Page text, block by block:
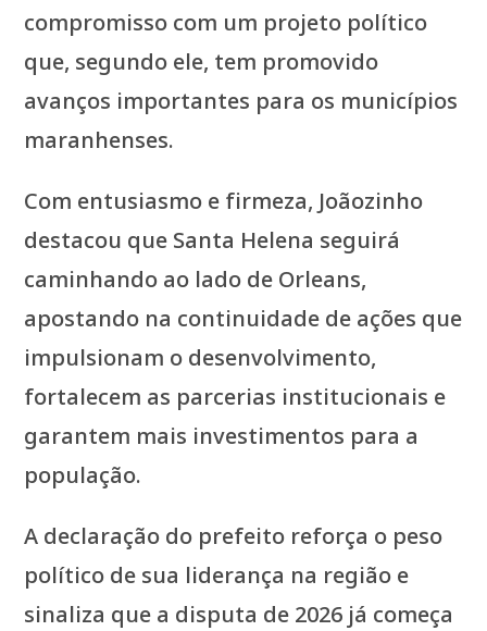
compromisso com um projeto político
que, segundo ele, tem promovido
avanços importantes para os municípios
maranhenses.
Com entusiasmo e firmeza, Joãozinho
destacou que Santa Helena seguirá
caminhando ao lado de Orleans,
apostando na continuidade de ações que
impulsionam o desenvolvimento,
fortalecem as parcerias institucionais e
garantem mais investimentos para a
população.
A declaração do prefeito reforça o peso
político de sua liderança na região e
sinaliza que a disputa de 2026 já começa